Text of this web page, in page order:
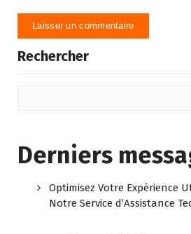
Rechercher
Derniers
Optimisez Votre Expérience
Notre Service d’Assistance